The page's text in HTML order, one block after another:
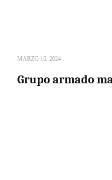
MARZO 16, 2024
Grupo armado